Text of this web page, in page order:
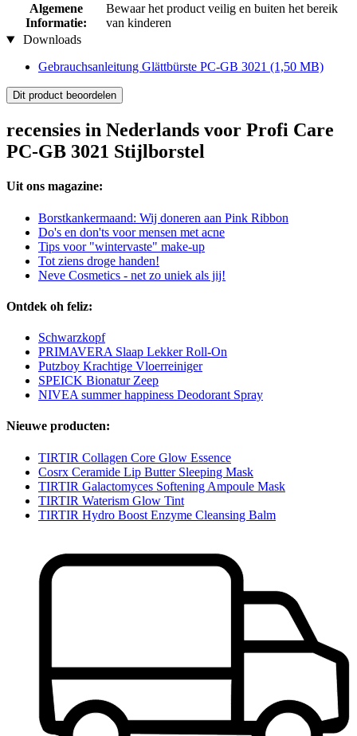
Algemene
Informatie:
Bewaar het product veilig en buiten het bereik
van kinderen
Downloads
Gebrauchsanleitung Glättbürste PC-GB 3021 (1,50 MB)
Dit product beoordelen
recensies in Nederlands voor Profi Care
PC-GB 3021 Stijlborstel
Uit ons magazine:
Borstkankermaand: Wij doneren aan Pink Ribbon
Do's en don'ts voor mensen met acne
Tips voor "wintervaste" make-up
Tot ziens droge handen!
Neve Cosmetics - net zo uniek als jij!
Ontdek oh feliz:
Schwarzkopf
PRIMAVERA Slaap Lekker Roll-On
Putzboy Krachtige Vloerreiniger
SPEICK Bionatur Zeep
NIVEA summer happiness Deodorant Spray
Nieuwe producten:
TIRTIR Collagen Core Glow Essence
Cosrx Ceramide Lip Butter Sleeping Mask
TIRTIR Galactomyces Softening Ampoule Mask
TIRTIR Waterism Glow Tint
TIRTIR Hydro Boost Enzyme Cleansing Balm